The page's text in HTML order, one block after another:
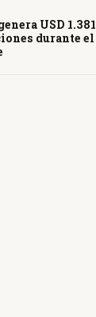
USD
durante